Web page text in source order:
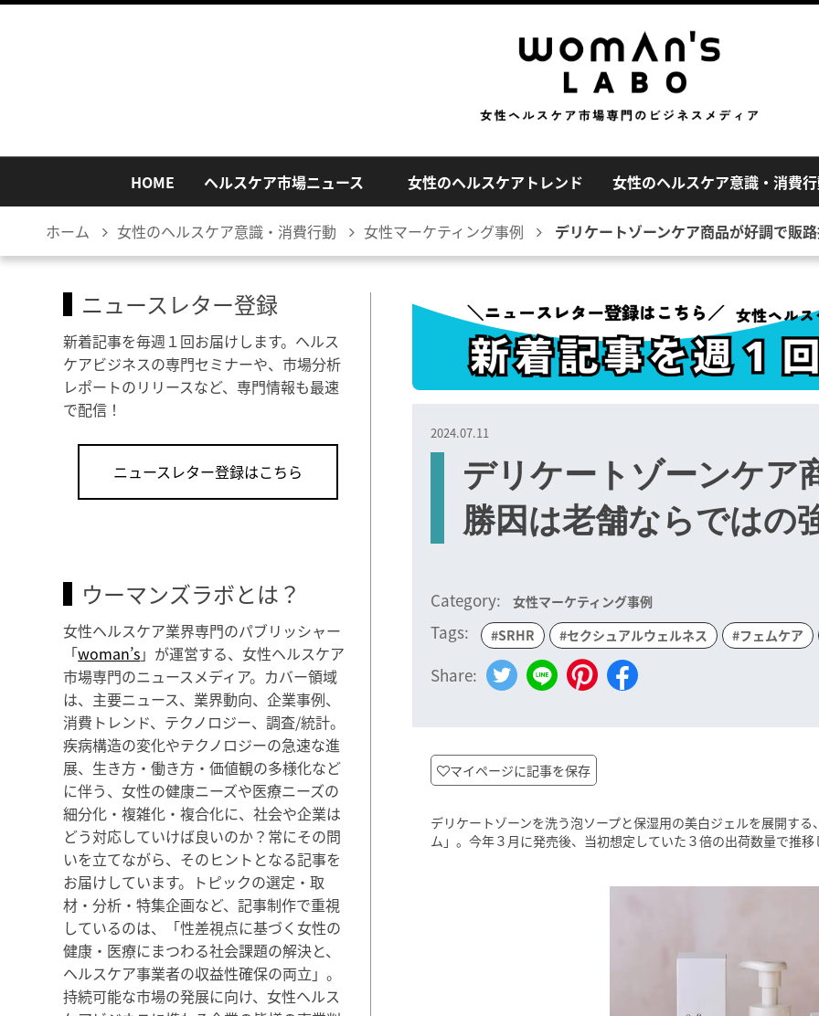
HOME ヘルスケア市場ニュース 女性のヘルスケアトレンド 女性のヘルスケア意識・消費
ホーム 女性のヘルスケア意識・消費行動 女性マーケティング事例 デリケートゾーンケア商品が好調で販
2024.07.11
デリケートゾーンケア
勝因は老舗ならでは
Category: 女性マーケティング事例
Tags: #SRHR #セクシュアルウェルネス #フェムケア
Share:
マイページに記事を保存
デリケートゾーンを洗う泡ソープと保湿用の美白ジェルを展開す
ム」。今年３月に発売後、当初想定していた３倍の出荷数量で推
ニュースレター登録
新着記事を毎週１回お届けします。ヘルス
ケアビジネスの専門セミナーや、市場分析
レポートのリリースなど、専門情報も最速
で配信！
ニュースレター登録はこちら
ウーマンズラボとは？
女性ヘルスケア業界専門のパブリッシャー
「woman’s」が運営する、女性ヘルスケア
市場専門のニュースメディア。カバー領域
は、主要ニュース、業界動向、企業事例、
消費トレンド、テクノロジー、調査/統計。
疾病構造の変化やテクノロジーの急速な進
展、生き方・働き方・価値観の多様化など
に伴う、女性の健康ニーズや医療ニーズの
細分化・複雑化・複合化に、社会や企業は
どう対応していけば良いのか？常にその問
いを立てながら、そのヒントとなる記事を
お届けしています。トピックの選定・取
材・分析・特集企画など、記事制作で重視
しているのは、「性差視点に基づく女性の
健康・医療にまつわる社会課題の解決と、
ヘルスケア事業者の収益性確保の両立」。
持続可能な市場の発展に向け、女性ヘルス